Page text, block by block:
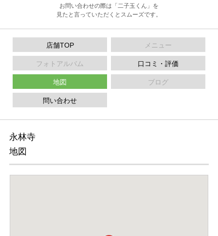
お問い合わせの際は「二子玉くん」を
見たと言っていただくとスムーズです。
店舗TOP メニュー
フォトアルバム 口コミ・評価
地図 ブログ
問い合わせ
永林寺
地図